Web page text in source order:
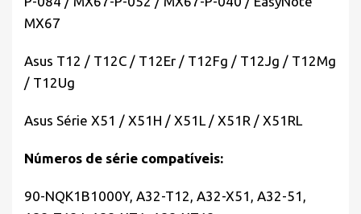
MX67
Asus T12 / T12C / T12Er / T12Fg / T12Jg / T12Mg
/ T12Ug
Asus Série X51 / X51H / X51L / X51R / X51RL
Números de série compatíveis:
90-NQK1B1000Y, A32-T12, A32-X51, A32-51,